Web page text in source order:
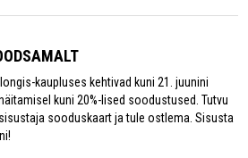
kaupluses kehtivad kuni 21. juunini
kuni 20%-lised soodustused. Tutvu
sooduskaart ja tule ostlema. Sisusta